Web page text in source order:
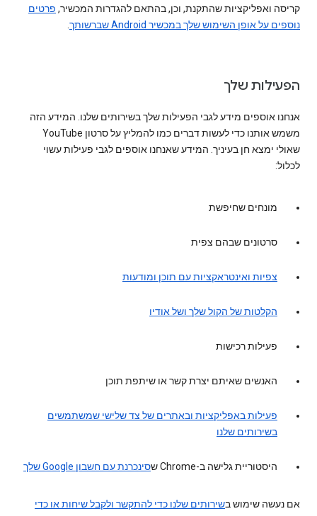
קריסה ואפליקציות שהתקנת, וכן, בהתאם להגדרות המכשיר, פרטים
נוספים על אופן השימוש שלך במכשיר Android שברשותך
.
הפעילות שלך
אנחנו אוספים מידע לגבי הפעילות שלך בשירותים שלנו. המידע הזה
משמש אותנו כדי לעשות דברים כמו להמליץ על סרטון YouTube
שאולי ימצא חן בעיניך. המידע שאנחנו אוספים לגבי פעילות עשוי
לכלול:
מונחים שחיפשת
סרטונים שבהם צפית
צפיות ואינטראקציות עם תוכן ומודעות
הקלטות של הקול שלך ושל אודיו
פעילות רכישות
האנשים שאיתם יצרת קשר או שיתפת תוכן
פעילות באפליקציות ובאתרים של צד שלישי שמשתמשים
בשירותים שלנו
היסטוריית גלישה ב-Chrome ש סינכרנת עם חשבון Google שלך
אם נעשה שימוש בשירותים שלנו כדי להתקשר ולקבל שיחות או כדי